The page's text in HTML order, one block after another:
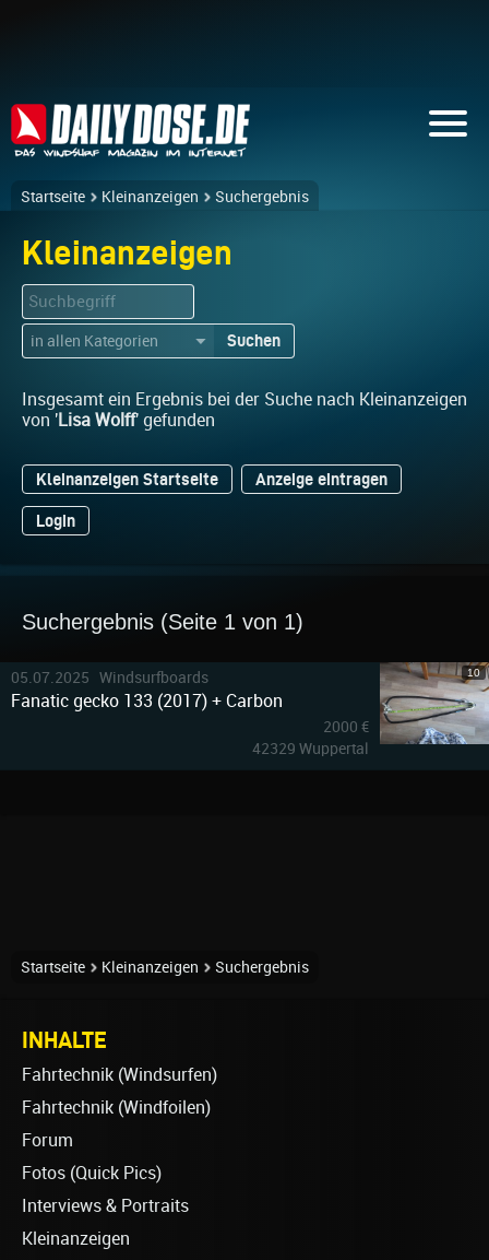
Startseite Kleinanzeigen Suchergebnis
Kleinanzeigen
▼ Suchen
Insgesamt ein Ergebnis bei der Suche nach Kleinanzeigen
von 'Lisa Wolff' gefunden
Kleinanzeigen Startseite Anzeige eintragen
Login
Suchergebnis (Seite 1 von 1)
05.07.2025 Windsurfboards
Fanatic gecko 133 (2017) + Carbon
2000 €
42329 Wuppertal
10
Startseite Kleinanzeigen Suchergebnis
INHALTE
Fahrtechnik (Windsurfen)
Fahrtechnik (Windfoilen)
Forum
Fotos (Quick Pics)
Interviews & Portraits
Kleinanzeigen